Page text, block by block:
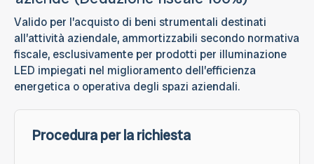
Valido per l’acquisto di beni strumentali destinati
all’attività aziendale, ammortizzabili secondo normativa
fiscale, esclusivamente per prodotti per illuminazione
LED impiegati nel miglioramento dell’efficienza
energetica o operativa degli spazi aziendali.
Procedura per la richiesta